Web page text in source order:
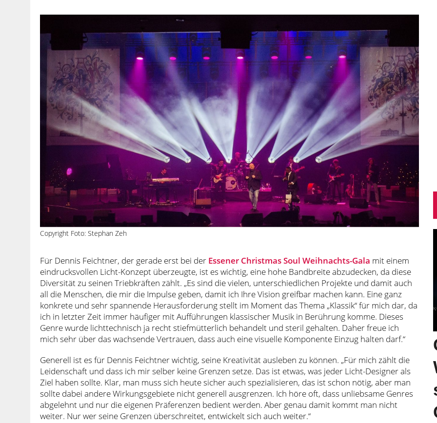
Copyright Foto: Stephan Zeh
Für Dennis Feichtner, der gerade erst bei der Essener Christmas Soul Weihnachts-Gala mit einem
eindrucksvollen Licht-Konzept überzeugte, ist es wichtig, eine hohe Bandbreite abzudecken, da diese
Diversität zu seinen Triebkräften zählt. „Es sind die vielen, unterschiedlichen Projekte und damit auch
all die Menschen, die mir die Impulse geben, damit ich Ihre Vision greifbar machen kann. Eine ganz
konkrete und sehr spannende Herausforderung stellt im Moment das Thema „Klassik“ für mich dar, da
ich in letzter Zeit immer häufiger mit Aufführungen klassischer Musik in Berührung komme. Dieses
Genre wurde lichttechnisch ja recht stiefmütterlich behandelt und steril gehalten. Daher freue ich
mich sehr über das wachsende Vertrauen, dass auch eine visuelle Komponente Einzug halten darf.“
Generell ist es für Dennis Feichtner wichtig, seine Kreativität ausleben zu können. „Für mich zählt die
Leidenschaft und dass ich mir selber keine Grenzen setze. Das ist etwas, was jeder Licht-Designer als
Ziel haben sollte. Klar, man muss sich heute sicher auch spezialisieren, das ist schon nötig, aber man
sollte dabei andere Wirkungsgebiete nicht generell ausgrenzen. Ich höre oft, dass unliebsame Genres
abgelehnt und nur die eigenen Präferenzen bedient werden. Aber genau damit kommt man nicht
weiter. Nur wer seine Grenzen überschreitet, entwickelt sich auch weiter.“